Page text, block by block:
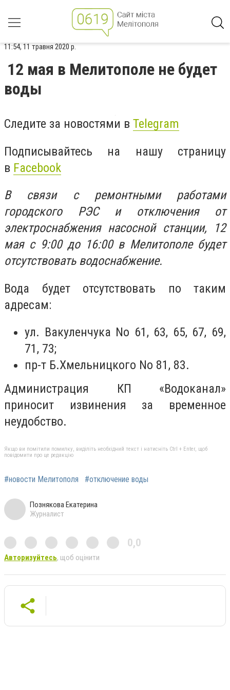
11:54, 11 травня 2020 р.
12 мая в Мелитополе не будет
воды
Следите за новостями в Telegram
Подписывайтесь на нашу страницу
в Facebook
В связи с ремонтными работами
городского РЭС и отключения от
электроснабжения насосной станции, 12
мая с 9:00 до 16:00 в Мелитополе будет
отсутствовать водоснабжение.
Вода будет отсутствовать по таким
адресам:
ул. Вакуленчука No 61, 63, 65, 67, 69,
71, 73;
пр-т Б.Хмельницкого No 81, 83.
Администрация КП «Водоканал»
приносит извинения за временное
неудобство.
Якщо ви помітили помилку, виділіть необхідний текст і натисніть Ctrl + Enter, щоб
повідомити про це редакцію
#новости Мелитополя #отключение воды
Познякова Екатерина
Журналист
0,0
Авторизуйтесь, щоб оцінити